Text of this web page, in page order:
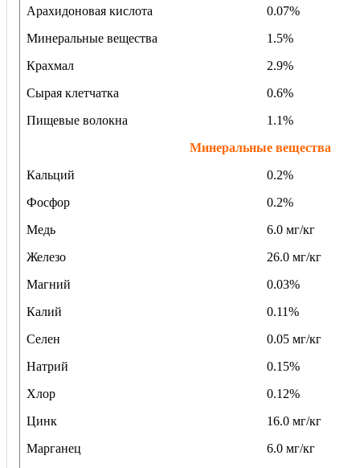
Арахидоновая кислота
0.07%
Минеральные вещества
1.5%
Крахмал
2.9%
Сырая клетчатка
0.6%
Пищевые волокна
1.1%
Минеральные вещества
Кальций
0.2%
Фосфор
0.2%
Медь
6.0 мг/кг
Железо
26.0 мг/кг
Магний
0.03%
Калий
0.11%
Селен
0.05 мг/кг
Натрий
0.15%
Хлор
0.12%
Цинк
16.0 мг/кг
Марганец
6.0 мг/кг